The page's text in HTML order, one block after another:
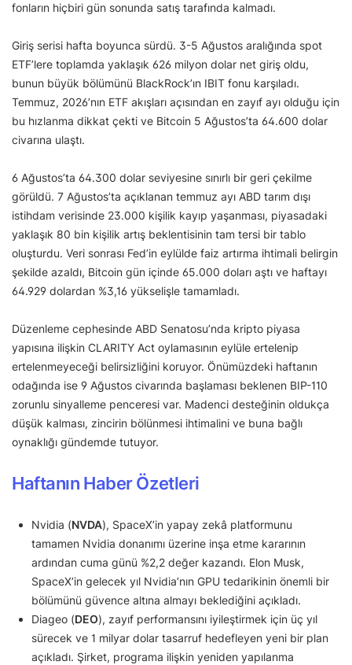
fonların hiçbiri gün sonunda satış tarafında kalmadı.
Giriş serisi hafta boyunca sürdü. 3-5 Ağustos aralığında spot
ETF’lere toplamda yaklaşık 626 milyon dolar net giriş oldu,
bunun büyük bölümünü BlackRock’ın IBIT fonu karşıladı.
Temmuz, 2026’nın ETF akışları açısından en zayıf ayı olduğu için
bu hızlanma dikkat çekti ve Bitcoin 5 Ağustos’ta 64.600 dolar
civarına ulaştı.
6 Ağustos’ta 64.300 dolar seviyesine sınırlı bir geri çekilme
görüldü. 7 Ağustos’ta açıklanan temmuz ayı ABD tarım dışı
istihdam verisinde 23.000 kişilik kayıp yaşanması, piyasadaki
yaklaşık 80 bin kişilik artış beklentisinin tam tersi bir tablo
oluşturdu. Veri sonrası Fed’in eylülde faiz artırma ihtimali belirgin
şekilde azaldı, Bitcoin gün içinde 65.000 doları aştı ve haftayı
64.929 dolardan %3,16 yükselişle tamamladı.
Düzenleme cephesinde ABD Senatosu’nda kripto piyasa
yapısına ilişkin CLARITY Act oylamasının eylüle ertelenip
ertelenmeyeceği belirsizliğini koruyor. Önümüzdeki haftanın
odağında ise 9 Ağustos civarında başlaması beklenen BIP-110
zorunlu sinyalleme penceresi var. Madenci desteğinin oldukça
düşük kalması, zincirin bölünmesi ihtimalini ve buna bağlı
oynaklığı gündemde tutuyor.
Haftanın Haber Özetleri
Nvidia (NVDA), SpaceX’in yapay zekâ platformunu
tamamen Nvidia donanımı üzerine inşa etme kararının
ardından cuma günü %2,2 değer kazandı. Elon Musk,
SpaceX’in gelecek yıl Nvidia’nın GPU tedarikinin önemli bir
bölümünü güvence altına almayı beklediğini açıkladı.
Diageo (DEO), zayıf performansını iyileştirmek için üç yıl
sürecek ve 1 milyar dolar tasarruf hedefleyen yeni bir plan
açıkladı. Şirket, programa ilişkin yeniden yapılanma